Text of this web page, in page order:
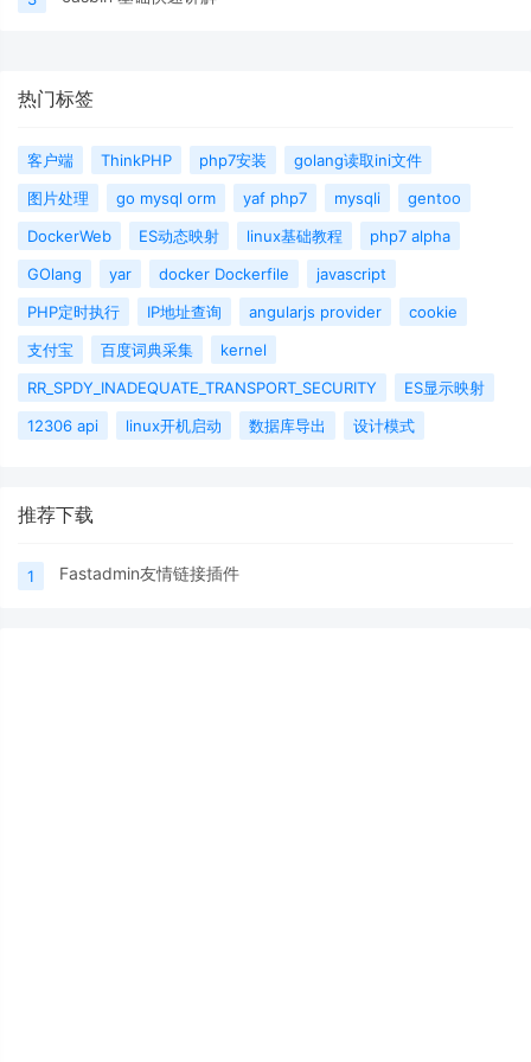
热门标签
客户端 ThinkPHP php7安装
golang读取ini文件
图片处理
go mysql orm yaf php7 mysqli
gentoo
DockerWeb
ES动态映射 linux基础教程
php7 alpha
GOlang
yar docker Dockerfile
javascript
PHP定时执行
IP地址查询 angularjs provider
cookie
支付宝
百度词典采集
kernel
RR_SPDY_INADEQUATE_TRANSPORT_SECURITY
ES显示映射
12306 api
linux开机启动 数据库导出 设计模式
推荐下载
1 Fastadmin友情链接插件